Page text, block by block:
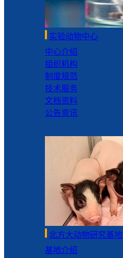
实验动物中心
中心介绍
组织机构
制度规范
技术服务
文档资料
公告资讯
北方大动物研究基地
基地介绍